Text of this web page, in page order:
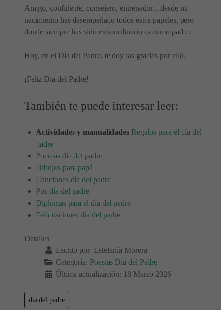
Amigo, confidente, consejero, entrenador... desde mi
nacimiento has desempeñado todos estos papeles, pero
donde siempre has sido extraordinario es como padre.
Hoy, en el Día del Padre, te doy las gracias por ello.
¡Feliz Día del Padre!
También te puede interesar leer:
Actividades y manualidades Regalos para el día del
padre
Poemas día del padre
Dibujos para papá
Canciones día del padre
Pps día del padre
Diplomas para el día del padre
Felicitaciones día del padre
Detalles
Escrito por: Estefanía Morera
Categoría: Poesías Día del Padre
Última actualización: 18 Marzo 2026
dia del padre